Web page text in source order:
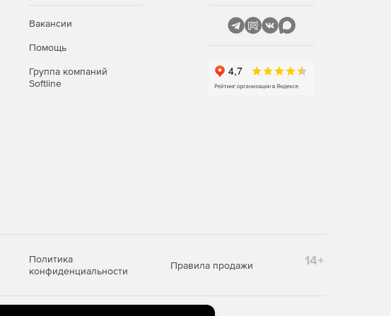
Вакансии
Помощь
Группа компаний
Softline
Политика
конфиденциальности
Правила продажи 14+